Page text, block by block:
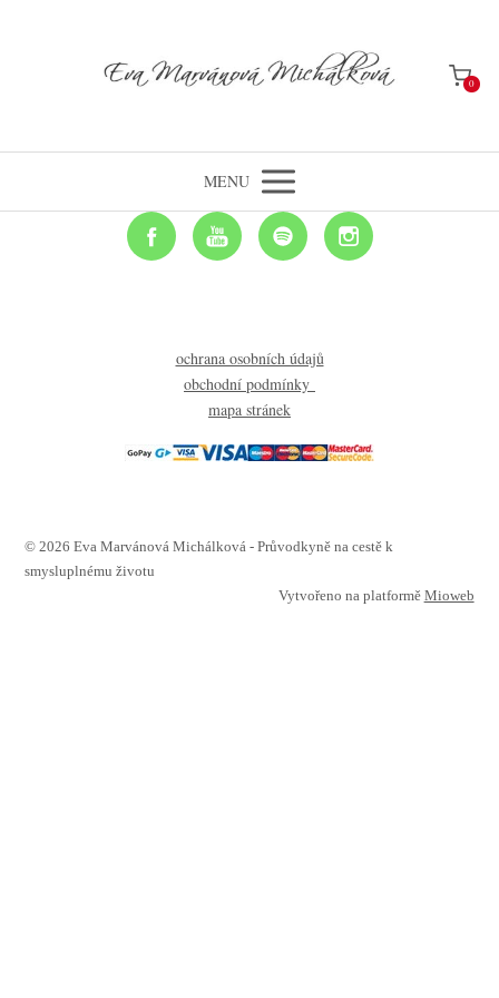
0
MENU
ochrana osobních údajů
obchodní podmínky
mapa stránek
© 2026 Eva Marvánová Michálková - Průvodkyně na cestě k
smysluplnému životu
Vytvořeno na platformě Mioweb